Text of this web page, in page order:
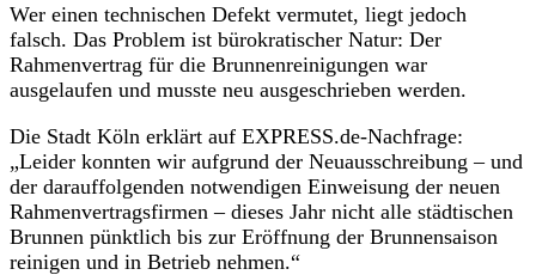
Wer einen technischen Defekt vermutet, liegt jedoch
falsch. Das Problem ist bürokratischer Natur: Der
Rahmenvertrag für die Brunnenreinigungen war
ausgelaufen und musste neu ausgeschrieben werden.
Die Stadt Köln erklärt auf EXPRESS.de-Nachfrage:
„Leider konnten wir aufgrund der Neuausschreibung – und
der darauffolgenden notwendigen Einweisung der neuen
Rahmenvertragsfirmen – dieses Jahr nicht alle städtischen
Brunnen pünktlich bis zur Eröffnung der Brunnensaison
reinigen und in Betrieb nehmen.“